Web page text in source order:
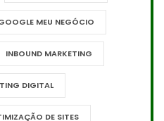
MEU NEGÓCIO
INBOUND MARKETING
DIGITAL
DE SITES